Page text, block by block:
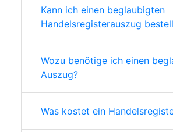
Kann ich einen beglaubigten
Handelsregisterauszug
Wozu benötige ich einen
Auszug?
Was kostet ein